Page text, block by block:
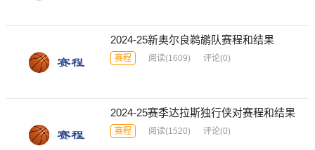
2024-25新奥尔良鹈鹕队赛程和结果
赛程 阅读(1609) 评论(0)
2024-25赛季达拉斯独行侠对赛程和结果
赛程 阅读(1520) 评论(0)